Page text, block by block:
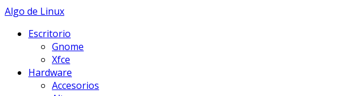
Skip
content
Algo de Linux
Escritorio
Gnome
Xfce
Hardware
Accesorios